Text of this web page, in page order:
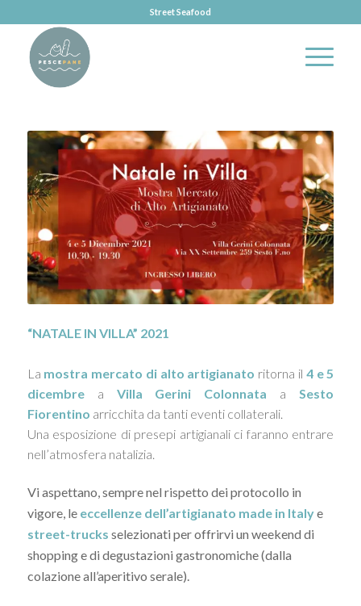
Street Seafood
“NATALE IN VILLA” 2021
La mostra mercato di alto artigianato ritorna il 4 e 5
dicembrea Villa Gerini Colonnata a Sesto
Fiorentino arricchita da tanti eventi collaterali.
Una esposizione di presepi artigianali ci faranno entrare
nell’atmosfera natalizia.
Vi aspettano, sempre nel rispetto dei protocollo in
vigore, le eccellenze dell’artigianato made in Italye
street-trucks selezionati per offrirvi un weekend di
shopping e di degustazioni gastronomiche (dalla
colazione all’aperitivo serale).